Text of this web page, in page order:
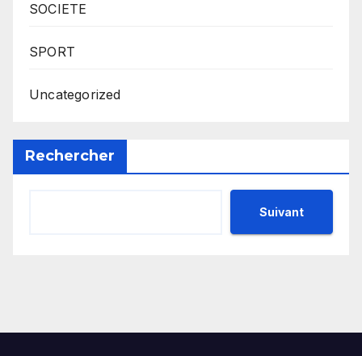
SOCIETE
SPORT
Uncategorized
Rechercher
Suivant